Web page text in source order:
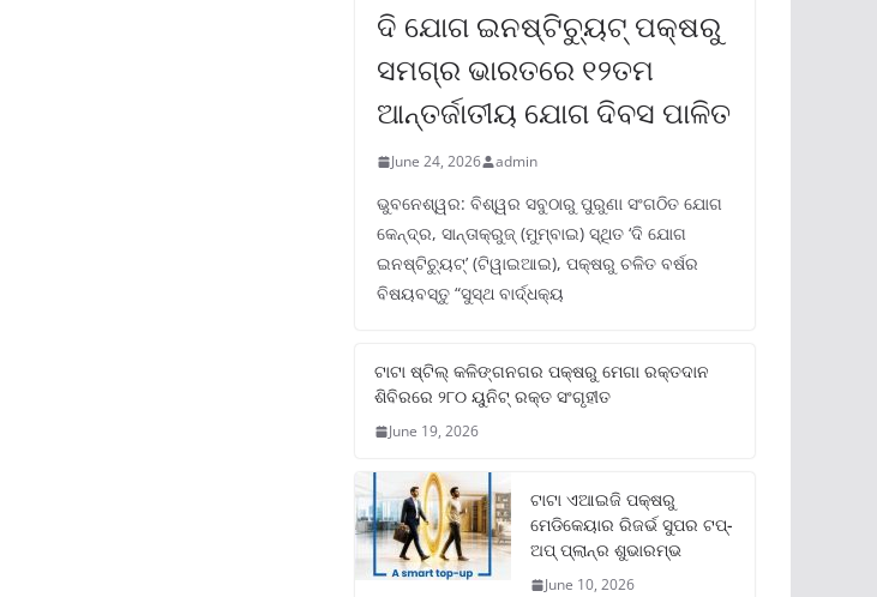
ଦି ଯୋଗ ଇନଷ୍ଟିଚ୍ୟୁଟ୍ ପକ୍ଷରୁ
ସମଗ୍ର ଭାରତରେ ୧୨ତମ
ଆନ୍ତର୍ଜାତୀୟ ଯୋଗ ଦିବସ ପାଳିତ
June 24, 2026 admin
ଭୁବନେଶ୍ୱର: ବିଶ୍ୱର ସବୁଠାରୁ ପୁରୁଣା ସଂଗଠିତ ଯୋଗ
କେନ୍ଦ୍ର, ସାନ୍ତାକ୍ରୁଜ୍ (ମୁମ୍ବାଇ) ସ୍ଥିତ ‘ଦି ଯୋଗ
ଇନଷ୍ଟିଚ୍ୟୁଟ୍‌’ (ଟିୱାଇଆଇ), ପକ୍ଷରୁ ଚଳିତ ବର୍ଷର
ବିଷୟବସ୍ତୁ “ସୁସ୍ଥ ବାର୍ଦ୍ଧକ୍ୟ
ଟାଟା ଷ୍ଟିଲ୍‌ କଳିଙ୍ଗନଗର ପକ୍ଷରୁ ମେଗା ରକ୍ତଦାନ
ଶିବିରରେ ୨୮୦ ୟୁନିଟ୍‌ ରକ୍ତ ସଂଗୃହୀତ
June 19, 2026
ଟାଟା ଏଆଇଜି ପକ୍ଷରୁ
ମେଡିକେୟାର ରିଜର୍ଭ ସୁପର ଟପ୍‌-
ଅପ୍ ପ୍ଲାନ୍‌ର ଶୁଭାରମ୍ଭ
June 10, 2026